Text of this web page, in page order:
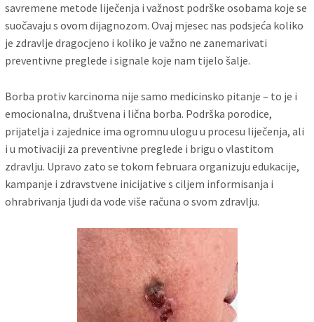
savremene metode liječenja i važnost podrške osobama koje se
suočavaju s ovom dijagnozom. Ovaj mjesec nas podsjeća koliko
je zdravlje dragocjeno i koliko je važno ne zanemarivati
preventivne preglede i signale koje nam tijelo šalje.
Borba protiv karcinoma nije samo medicinsko pitanje – to je i
emocionalna, društvena i lična borba. Podrška porodice,
prijatelja i zajednice ima ogromnu ulogu u procesu liječenja, ali
i u motivaciji za preventivne preglede i brigu o vlastitom
zdravlju. Upravo zato se tokom februara organizuju edukacije,
kampanje i zdravstvene inicijative s ciljem informisanja i
ohrabrivanja ljudi da vode više računa o svom zdravlju.